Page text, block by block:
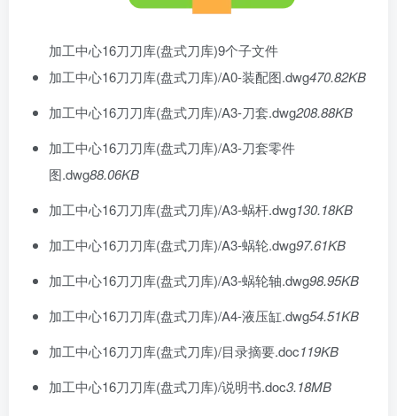
加工中心16刀刀库(盘式刀库)9个子文件
加工中心16刀刀库(盘式刀库)/A0-装配图.dwg470.82KB
加工中心16刀刀库(盘式刀库)/A3-刀套.dwg208.88KB
加工中心16刀刀库(盘式刀库)/A3-刀套零件
图.dwg88.06KB
加工中心16刀刀库(盘式刀库)/A3-蜗杆.dwg130.18KB
加工中心16刀刀库(盘式刀库)/A3-蜗轮.dwg97.61KB
加工中心16刀刀库(盘式刀库)/A3-蜗轮轴.dwg98.95KB
加工中心16刀刀库(盘式刀库)/A4-液压缸.dwg54.51KB
加工中心16刀刀库(盘式刀库)/目录摘要.doc119KB
加工中心16刀刀库(盘式刀库)/说明书.doc3.18MB